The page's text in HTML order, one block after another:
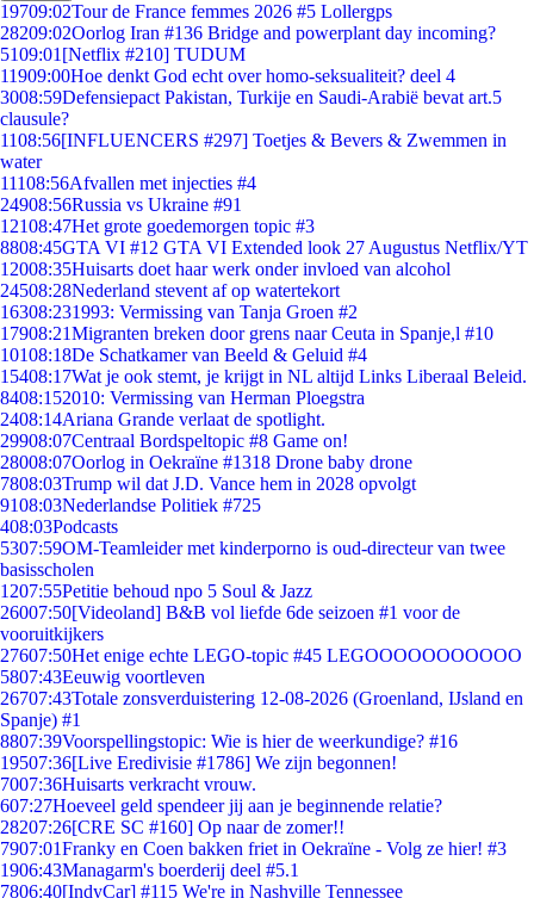
19709:02Tour de France femmes 2026 #5 Lollergps
28209:02Oorlog Iran #136 Bridge and powerplant day incoming?
5109:01 [Netflix #210] TUDUM
11909:00Hoe denkt God echt over homo-seksualiteit? deel 4
3008:59Defensiepact Pakistan, Turkije en Saudi-Arabië bevat art.5
clausule?
1108:56[INFLUENCERS #297] Toetjes & Bevers & Zwemmen in
water
11108:56Afvallen met injecties #4
24908:56Russia vs Ukraine #91
12108:47Het grote goedemorgen topic #3
8808:45GTA VI #12 GTA VI Extended look 27 Augustus Netflix/YT
12008:35Huisarts doet haar werk onder invloed van alcohol
24508:28Nederland stevent af op watertekort
16308:231993: Vermissing van Tanja Groen #2
17908:21Migranten breken door grens naar Ceuta in Spanje,l #10
10108:18De Schatkamer van Beeld & Geluid #4
15408:17Wat je ook stemt, je krijgt in NL altijd Links Liberaal Beleid.
8408:152010: Vermissing van Herman Ploegstra
2408:14Ariana Grande verlaat de spotlight.
29908:07Centraal Bordspeltopic #8 Game on!
28008:07Oorlog in Oekraïne #1318 Drone baby drone
7808:03Trump wil dat J.D. Vance hem in 2028 opvolgt
9108:03Nederlandse Politiek #725
408:03Podcasts
5307:59OM-Teamleider met kinderporno is oud-directeur van twee
basisscholen
1207:55Petitie behoud npo 5 Soul & Jazz
26007:50[Videoland] B&B vol liefde 6de seizoen #1 voor de
vooruitkijkers
27607:50Het enige echte LEGO-topic #45 LEGOOOOOOOOOOO
5807:43Eeuwig voortleven
26707:43Totale zonsverduistering 12-08-2026 (Groenland, IJsland en
Spanje) #1
8807:39Voorspellingstopic: Wie is hier de weerkundige? #16
19507:36[Live Eredivisie #1786] We zijn begonnen!
7007:36Huisarts verkracht vrouw.
607:27Hoeveel geld spendeer jij aan je beginnende relatie?
28207:26[CRE SC #160] Op naar de zomer!!
7907:01Franky en Coen bakken friet in Oekraïne - Volg ze hier! #3
1906:43Managarm's boerderij deel #5.1
7806:40[IndyCar] #115 We're in Nashville Tennessee